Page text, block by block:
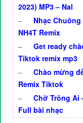
2023) MP3 – Nal
–
Nhạc
NH4T Remix
–
Get ready
Tiktok remix mp3
–
Chào mừng
Remix Tiktok
–
Chờ Trông Ai
Full bài nhạc